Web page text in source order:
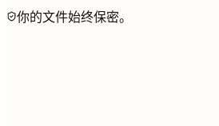
你的文件始终保密。